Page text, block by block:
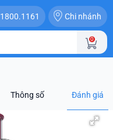
1800.1161 Chi nhánh
0
Thông số Đánh giá